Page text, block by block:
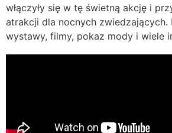
włączyły się w tę świetną akcję i
atrakcji dla nocnych zwiedzających.
wystawy, filmy, pokaz mody i wiele